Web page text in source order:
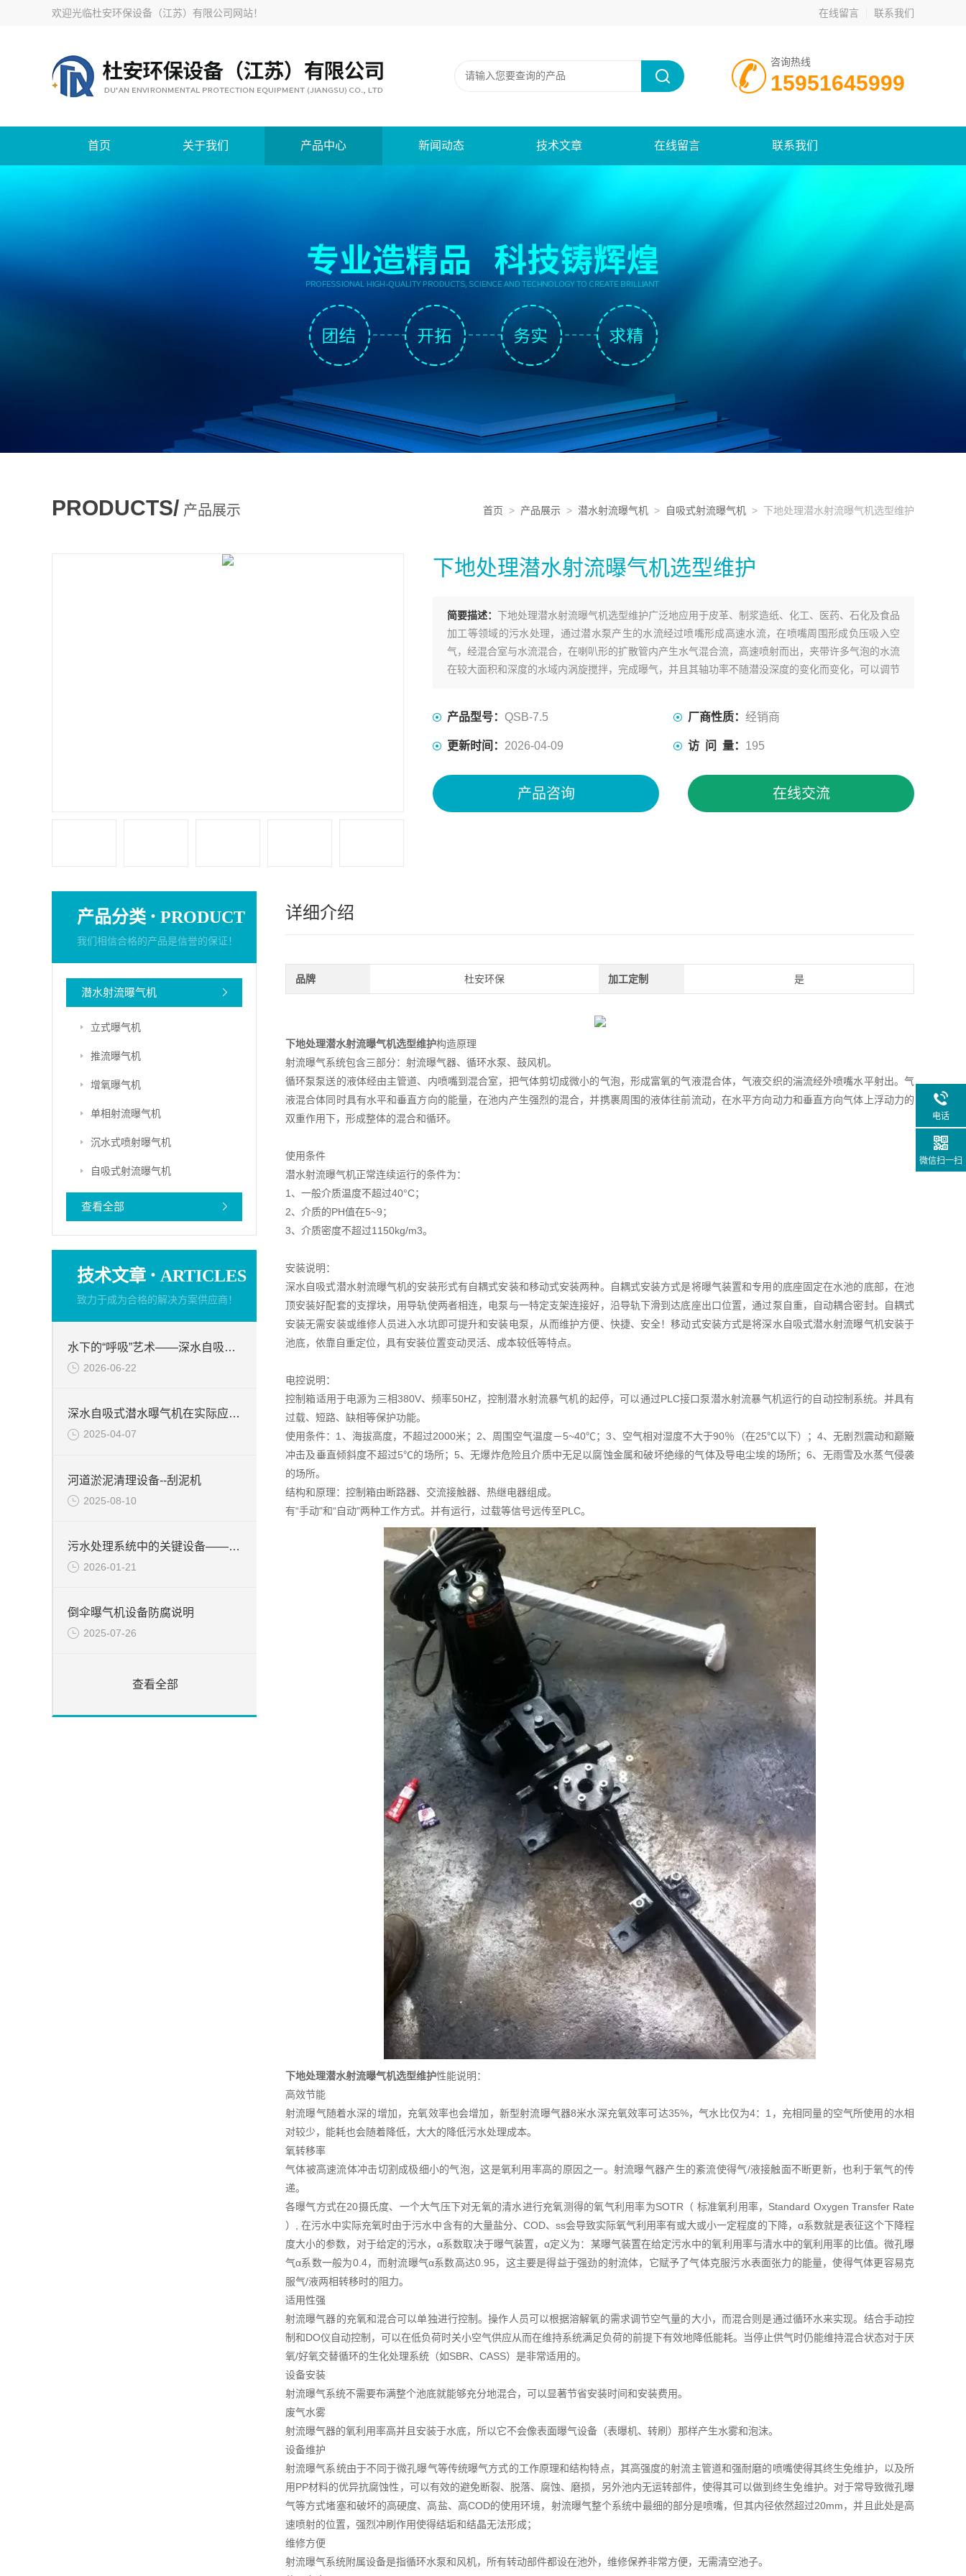
欢迎光临杜安环保设备（江苏）有限公司网站！ 在线留言 联系我们
咨询热线
15951645999
首页 关于我们 产品中心 新闻动态 技术文章 在线留言 联系我们
PRODUCTS/ 产品展示 首页 > 产品展示 > 潜水射流曝气机 > 自吸式射流曝气机 > 下地处理潜水射流曝气机选型维护
下地处理潜水射流曝气机选型维护
简要描述： 下地处理潜水射流曝气机选型维护广泛地应用于皮革、制浆造纸、化工、医药、石化及食品
加工等领域的污水处理，通过潜水泵产生的水流经过喷嘴形成高速水流，在喷嘴周围形成负压吸入空
气，经混合室与水流混合，在喇叭形的扩散管内产生水气混合流，高速喷射而出，夹带许多气泡的水流
在较大面积和深度的水域内涡旋搅拌，完成曝气，并且其轴功率不随潜没深度的变化而变化，可以调节
产品型号： QSB-7.5 厂商性质： 经销商
更新时间： 2026-04-09 访 问 量： 195
产品咨询 在线交流
产品分类 · PRODUCT
我们相信合格的产品是信誉的保证！
潜水射流曝气机
立式曝气机
推流曝气机
增氧曝气机
单相射流曝气机
沉水式喷射曝气机
自吸式射流曝气机
查看全部
技术文章 · ARTICLES
致力于成为合格的解决方案供应商！
水下的“呼吸”艺术——深水自吸式潜水曝气机的技术原理与核心优势
2026-06-22
深水自吸式潜水曝气机在实际应用场景中的性能优势
2025-04-07
河道淤泥清理设备--刮泥机
2025-08-10
污水处理系统中的关键设备——硝化液回流泵
2026-01-21
倒伞曝气机设备防腐说明
2025-07-26
查看全部
详细介绍
品牌 杜安环保 加工定制 是
下地处理潜水射流曝气机选型维护构造原理
射流曝气系统包含三部分：射流曝气器、循环水泵、鼓风机。
循环泵泵送的液体经由主管道、内喷嘴到混合室，把气体剪切成微小的气泡，形成富氧的气液混合体，气液交织的湍流经外喷嘴水平射出。气
液混合体同时具有水平和垂直方向的能量，在池内产生强烈的混合，并携裹周围的液体往前流动，在水平方向动力和垂直方向气体上浮动力的
双重作用下，形成整体的混合和循环。
使用条件
潜水射流曝气机正常连续运行的条件为：
1、一般介质温度不超过40°C；
2、介质的PH值在5~9；
3、介质密度不超过1150kg/m3。
安装说明：
深水自吸式潜水射流曝气机的安装形式有自耦式安装和移动式安装两种。自耦式安装方式是将曝气装置和专用的底座固定在水池的底部，在池
顶安装好配套的支撑块，用导轨使两者相连，电泵与一特定支架连接好，沿导轨下滑到达底座出口位置，通过泵自重，自动耦合密封。自耦式
安装无需安装或维修人员进入水坑即可提升和安装电泵，从而维护方便、快捷、安全！移动式安装方式是将深水自吸式潜水射流曝气机安装于
池底，依靠自重定位，具有安装位置变动灵活、成本较低等特点。
电控说明：
控制箱适用于电源为三相380V、频率50HZ，控制潜水射流暴气机的起停，可以通过PLC接口泵潜水射流暴气机运行的自动控制系统。并具有
过载、短路、缺相等保护功能。
使用条件：1、海拔高度，不超过2000米；2、周围空气温度－5~40℃；3、空气相对湿度不大于90％（在25℃以下）；4、无剧烈震动和巅簸
冲击及垂直倾斜度不超过5℃的场所；5、无爆炸危险且介质中无足以腐蚀金属和破坏绝缘的气体及导电尘埃的场所；6、无雨雪及水蒸气侵袭
的场所。
结构和原理：控制箱由断路器、交流接触器、热继电器组成。
有“手动"和“自动"两种工作方式。并有运行，过载等信号远传至PLC。
下地处理潜水射流曝气机选型维护性能说明：
高效节能
射流曝气随着水深的增加，充氧效率也会增加，新型射流曝气器8米水深充氧效率可达35%，气水比仅为4：1，充相同量的空气所使用的水相
对较少，能耗也会随着降低，大大的降低污水处理成本。
氧转移率
气体被高速流体冲击切割成极细小的气泡，这是氧利用率高的原因之一。射流曝气器产生的紊流使得气/液接触面不断更新，也利于氧气的传
递。
各曝气方式在20摄氏度、一个大气压下对无氧的清水进行充氧测得的氧气利用率为SOTR（ 标准氧利用率，Standard Oxygen Transfer Rate
）, 在污水中实际充氧时由于污水中含有的大量盐分、COD、ss会导致实际氧气利用率有或大或小一定程度的下降，α系数就是表征这个下降程
度大小的参数，对于给定的污水，α系数取决于曝气装置，α定义为：某曝气装置在给定污水中的氧利用率与清水中的氧利用率的比值。微孔曝
气α系数一般为0.4，而射流曝气α系数高达0.95，这主要是得益于强劲的射流体，它赋予了气体克服污水表面张力的能量，使得气体更容易克
服气/液两相转移时的阻力。
适用性强
射流曝气器的充氧和混合可以单独进行控制。操作人员可以根据溶解氧的需求调节空气量的大小，而混合则是通过循环水来实现。结合手动控
制和DO仪自动控制，可以在低负荷时关小空气供应从而在维持系统满足负荷的前提下有效地降低能耗。当停止供气时仍能维持混合状态对于厌
氧/好氧交替循环的生化处理系统（如SBR、CASS）是非常适用的。
设备安装
射流曝气系统不需要布满整个池底就能够充分地混合，可以显著节省安装时间和安装费用。
废气水雾
射流曝气器的氧利用率高并且安装于水底，所以它不会像表面曝气设备（表曝机、转刷）那样产生水雾和泡沫。
设备维护
射流曝气系统由于不同于微孔曝气等传统曝气方式的工作原理和结构特点，其高强度的射流主管道和强耐磨的喷嘴使得其终生免维护，以及所
用PP材料的优异抗腐蚀性，可以有效的避免断裂、脱落、腐蚀、磨损，另外池内无运转部件，使得其可以做到终生免维护。对于常导致微孔曝
气等方式堵塞和破坏的高硬度、高盐、高COD的使用环境，射流曝气整个系统中最细的部分是喷嘴，但其内径依然超过20mm，并且此处是高
速喷射的位置，强烈冲刷作用使得结垢和结晶无法形成；
维修方便
射流曝气系统附属设备是指循环水泵和风机，所有转动部件都设在池外，维修保养非常方便，无需清空池子。
电话
微信扫一扫